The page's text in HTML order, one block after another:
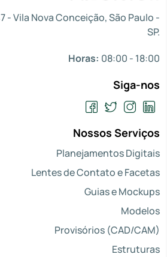
- Vila Nova Conceição, São Paulo -
SP.
Horas: 08:00 - 18:00
Siga-nos
Nossos Serviços
Planejamentos Digitais
Lentes de Contato e Facetas
Guias e Mockups
Modelos
Provisórios (CAD/CAM)
Estruturas